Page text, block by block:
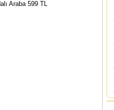
Araba 599 TL